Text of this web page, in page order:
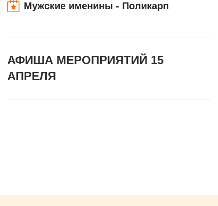
Мужские именины - Поликарп
АФИША МЕРОПРИЯТИЙ 15
АПРЕЛЯ